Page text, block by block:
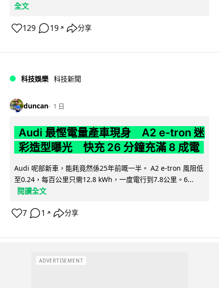
全文
129 19 ↗ 分享
科技娛樂 科技新聞
duncan 1 日
Audi 最慳電量產車現身 A2 e-tron 迷
彩造型曝光 快充 26 分鐘充滿 8 成電
Audi 呢部新車，能耗竟然係25年前嘅一半。 A2 e-tron 風阻低
至0.24，每百公里只需12.8 kWh，一度電行到7.8公里。6...
閱讀全文
7 1 ↗ 分享
ADVERTISEMENT